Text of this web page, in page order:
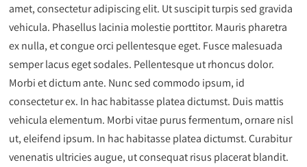
amet, consectetur adipiscing elit. Ut suscipit turpis sed gravida
vehicula. Phasellus lacinia molestie porttitor. Mauris pharetra
ex nulla, et congue orci pellentesque eget. Fusce malesuada
semper lacus eget sodales. Pellentesque ut rhoncus dolor.
Morbi et dictum ante. Nunc sed commodo ipsum, id
consectetur ex. In hac habitasse platea dictumst. Duis mattis
vehicula elementum. Morbi vitae purus fermentum, ornare nisl
ut, eleifend ipsum. In hac habitasse platea dictumst. Curabitur
venenatis ultricies augue, ut consequat risus placerat blandit.